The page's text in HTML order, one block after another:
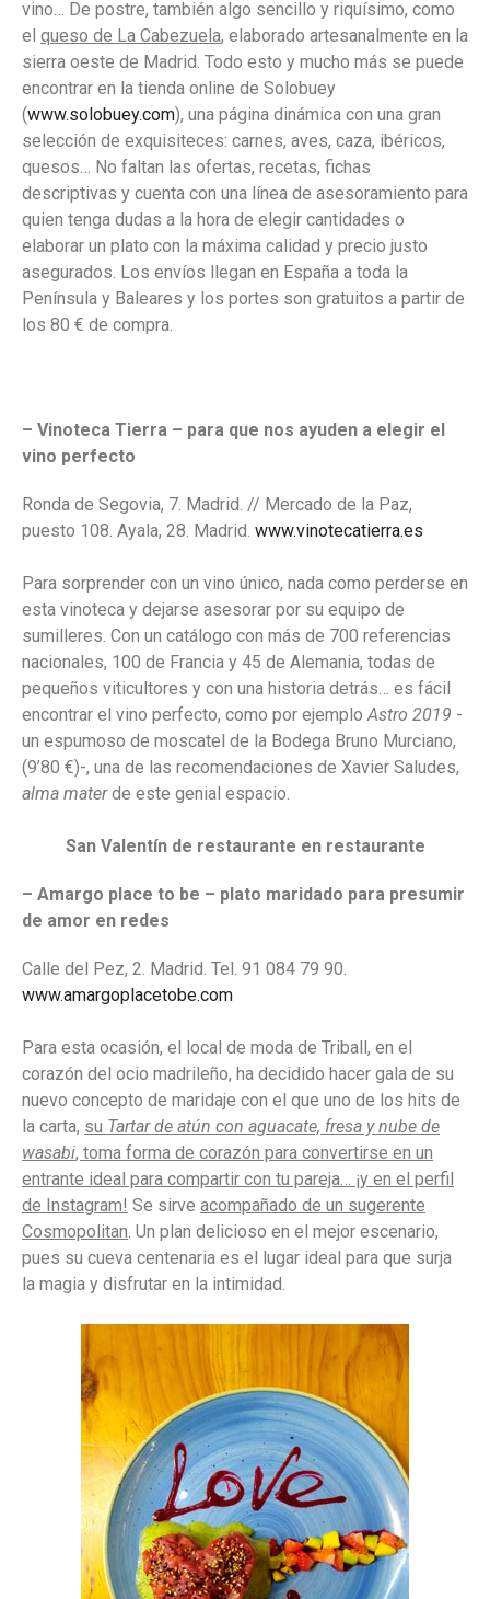
vino… De postre, también algo sencillo y riquísimo, como
el queso de La Cabezuela, elaborado artesanalmente en la
sierra oeste de Madrid. Todo esto y mucho más se puede
encontrar en la tienda online de Solobuey
(www.solobuey.com), una página dinámica con una gran
selección de exquisiteces: carnes, aves, caza, ibéricos,
quesos… No faltan las ofertas, recetas, fichas
descriptivas y cuenta con una línea de asesoramiento para
quien tenga dudas a la hora de elegir cantidades o
elaborar un plato con la máxima calidad y precio justo
asegurados. Los envíos llegan en España a toda la
Península y Baleares y los portes son gratuitos a partir de
los 80 € de compra.
– Vinoteca Tierra – para que nos ayuden a elegir el
vino perfecto
Ronda de Segovia, 7. Madrid. // Mercado de la Paz,
puesto 108. Ayala, 28. Madrid. www.vinotecatierra.es
Para sorprender con un vino único, nada como perderse en
esta vinoteca y dejarse asesorar por su equipo de
sumilleres. Con un catálogo con más de 700 referencias
nacionales, 100 de Francia y 45 de Alemania, todas de
pequeños viticultores y con una historia detrás… es fácil
encontrar el vino perfecto, como por ejemploAstro 2019 -
un espumoso de moscatel de la Bodega Bruno Murciano,
(9’80 €)-, una de las recomendaciones de Xavier Saludes,
alma materde este genial espacio.
San Valentín de restaurante en restaurante
– Amargo place to be – plato maridado para presumir
de amor en redes
Calle del Pez, 2. Madrid. Tel. 91 084 79 90.
www.amargoplacetobe.com
Para esta ocasión, el local de moda de Triball, en el
corazón del ocio madrileño, ha decidido hacer gala de su
nuevo concepto de maridaje con el que uno de los hits de
la carta, su Tartar de atún con aguacate, fresa y nube de
wasabi, toma forma de corazón para convertirse en un
entrante ideal para compartir con tu pareja… ¡y en el perfil
de Instagram! Se sirve acompañado de un sugerente
Cosmopolitan. Un plan delicioso en el mejor escenario,
pues su cueva centenaria es el lugar ideal para que surja
la magia y disfrutar en la intimidad.